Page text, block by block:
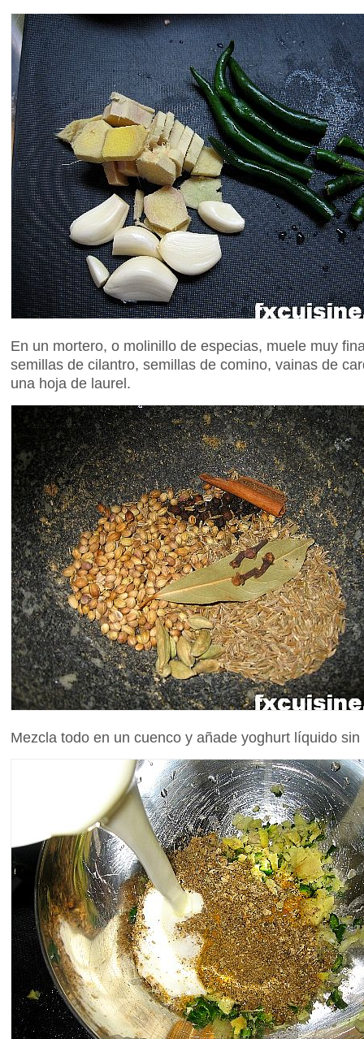
En un mortero, o molinillo de especias, muele muy
semillas de cilantro, semillas de comino, vainas de
una hoja de laurel.
Mezcla todo en un cuenco y añade yoghurt líquido sin